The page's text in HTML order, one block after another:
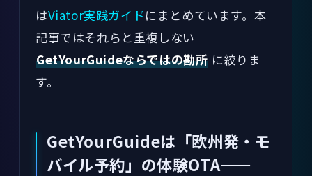
はViator実践ガイドにまとめています。本
記事ではそれらと重複しない
GetYourGuideならではの勘所 に絞りま
す。
GetYourGuideは「欧州発・モ
バイル予約」の体験OTA——